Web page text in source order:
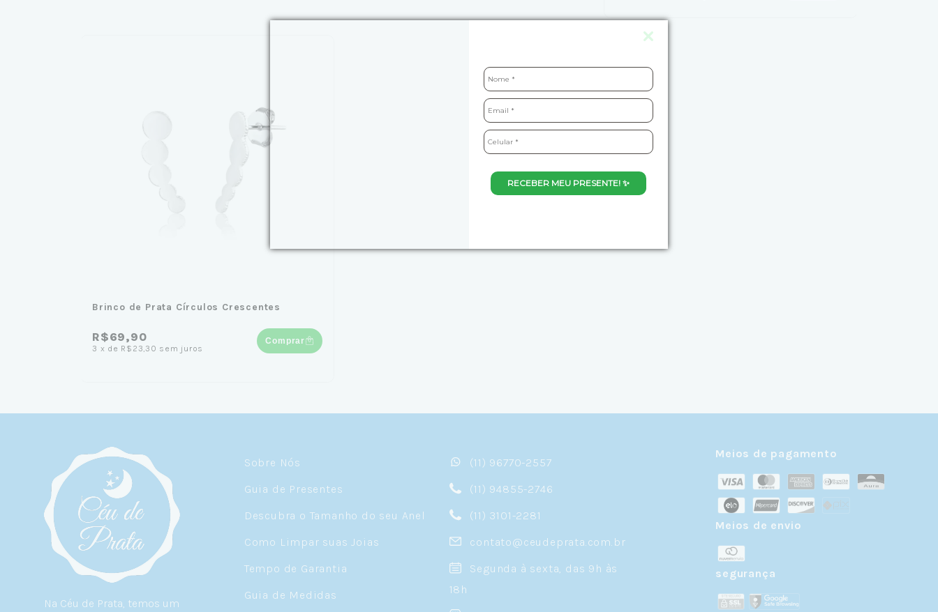
RECEBER MEU PRESENTE! ✨
Brinco de Prata Círculos Crescentes
R$69,90
3 x de R$23,30 sem juros
Comprar
Na Céu de Prata, temos um
Sobre Nós
Guia de Presentes
Descubra o Tamanho do seu Anel
Como Limpar suas Joias
Tempo de Garantia
Guia de Medidas
(11) 96770-2557
(11) 94855-2746
(11) 3101-2281
contato@ceudeprata.com.br
Segunda à sexta, das 9h às
18h
Meios de pagamento
Meios de envio
segurança